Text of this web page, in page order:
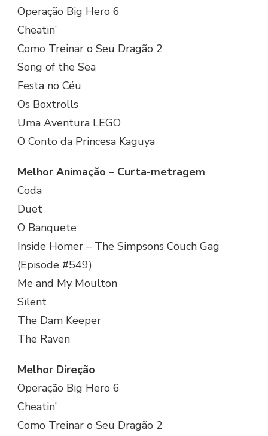
Operação Big Hero 6
Cheatin’
Como Treinar o Seu Dragão 2
Song of the Sea
Festa no Céu
Os Boxtrolls
Uma Aventura LEGO
O Conto da Princesa Kaguya
Melhor Animação – Curta-metragem
Coda
Duet
O Banquete
Inside Homer – The Simpsons Couch Gag
(Episode #549)
Me and My Moulton
Silent
The Dam Keeper
The Raven
Melhor Direção
Operação Big Hero 6
Cheatin’
Como Treinar o Seu Dragão 2